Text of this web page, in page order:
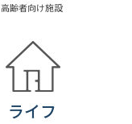
高齢者向け施設
ライフ